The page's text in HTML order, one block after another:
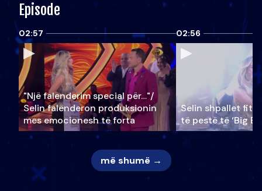
Episode
02:57
"Një falenderim special për…"/
Selin falënderon produksionin
mes emocionesh të forta
02:56
Selin shpallet
të pestë të ‘Big
më shumë →